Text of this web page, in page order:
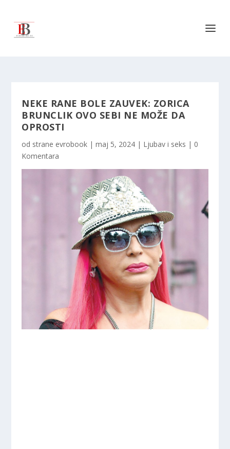
NEKE RANE BOLE ZAUVEK: ZORICA
BRUNCLIK OVO SEBI NE MOŽE DA
OPROSTI
od strane evrobook |maj 5, 2024 | Ljubav i seks | 0
Komentara